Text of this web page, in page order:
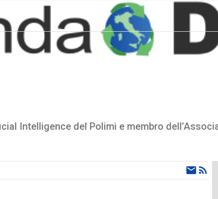
Intelligence del Polimi e membro